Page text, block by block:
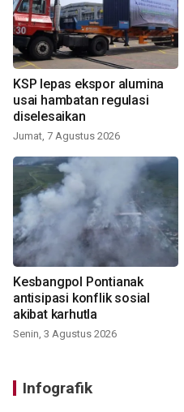
KSP lepas ekspor alumina
usai hambatan regulasi
diselesaikan
Jumat, 7 Agustus 2026
Kesbangpol Pontianak
antisipasi konflik sosial
akibat karhutla
Senin, 3 Agustus 2026
Infografik